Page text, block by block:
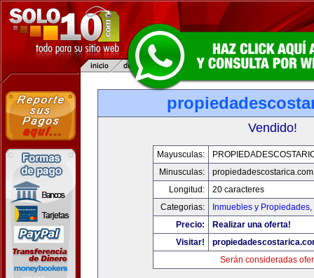
Vendido!
Mayusculas:
Minusculas:
propiedadescostarica.com
Longitud:
20 caracteres
Categorias:
Inmuebles y Propiedades,
Precio:
Realizar una oferta!
Visitar!
Serán consideradas